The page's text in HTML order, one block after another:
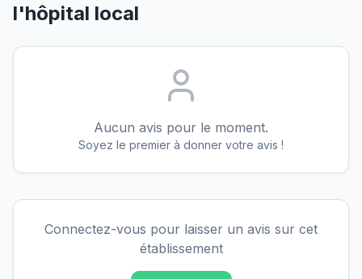
l'hôpital local
Aucun avis pour le moment.
Soyez le premier à donner votre avis !
Connectez-vous pour laisser un avis sur cet
établissement